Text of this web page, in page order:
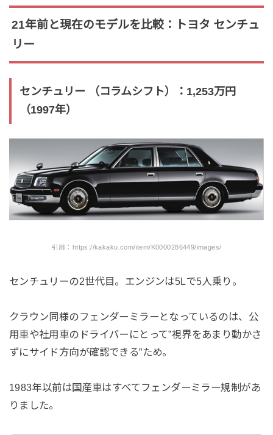
21年前と現在のモデルを比較：トヨタ センチュ
リー
センチュリー （コラムシフト）：1,253万円
（1997年）
引用：https://kakaku.com/item/K0000286449/images/
センチュリーの2世代目。エンジンは5Lで5人乗り。
クラウン同様のフェンダーミラーとなっているのは、公
用車や社用車のドライバーにとって”視界をあまり動かさ
ずにサイド方向が確認できる”ため。
1983年以前は国産車はすべてフェンダーミラー規制があ
りました。